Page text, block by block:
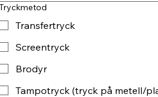
Transfertryck
Screentryck
Brodyr
Tampotryck (tryck på metell/